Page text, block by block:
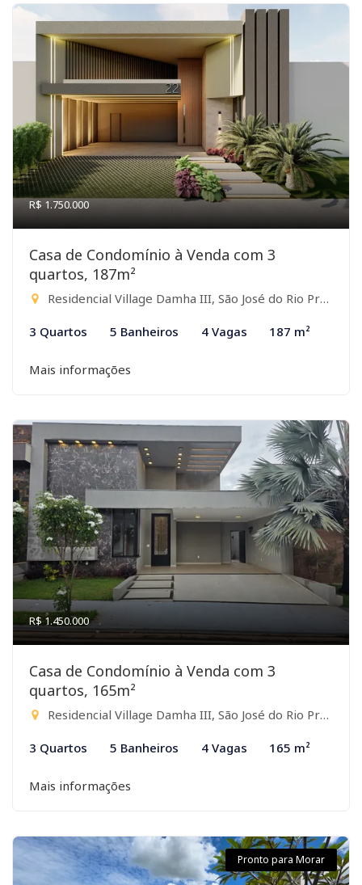
R$ 1.750.000
Casa de Condomínio à Venda com 3
quartos, 187m²
Residencial Village Damha III, São José do Rio Preto-SP
3 Quartos 5 Banheiros 4 Vagas 187 m²
Mais informações
R$ 1.450.000
Casa de Condomínio à Venda com 3
quartos, 165m²
Residencial Village Damha III, São José do Rio Preto-SP
3 Quartos 5 Banheiros 4 Vagas 165 m²
Mais informações
Pronto para Morar